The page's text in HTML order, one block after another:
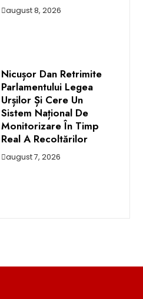
august 8, 2026
Nicușor Dan Retrimite
Parlamentului Legea
Urșilor Și Cere Un
Sistem Național De
Monitorizare În Timp
Real A Recoltărilor
august 7, 2026